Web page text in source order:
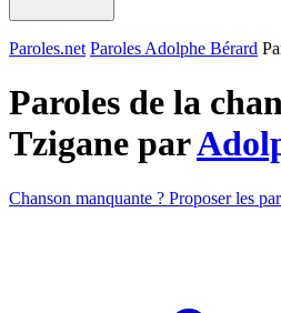
Paroles.net Paroles Adolphe Bérard
Paroles de la
Tzigane par
Chanson manquante ? Proposer les